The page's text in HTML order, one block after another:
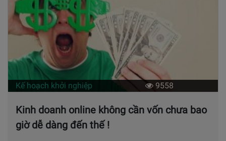
Kế hoạch khởi nghiệp 9558
Kinh doanh online không cần vốn chưa bao
giờ dễ dàng đến thế !